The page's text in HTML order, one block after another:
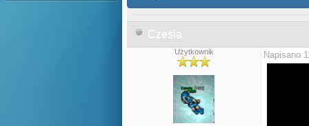
Czesia
Użytkownik Napisano